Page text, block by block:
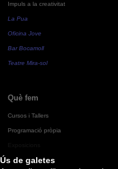
Ús de galetes
Impuls a la creativitat
La Pua
Oficina Jove
Bar Bocamoll
Teatre Mira-sol
Què fem
Cursos i Tallers
Programació pròpia